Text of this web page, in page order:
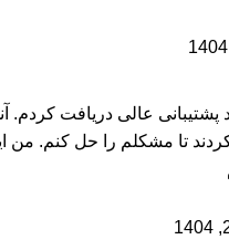
پشتیبانی عالی دریافت کردم.